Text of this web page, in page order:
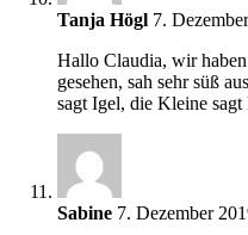
Tanja Högl 7.
Hallo Claudia, wir
gesehen, sah sehr süß
sagt Igel, die Kleine sagt
Sabine 7. Dezember